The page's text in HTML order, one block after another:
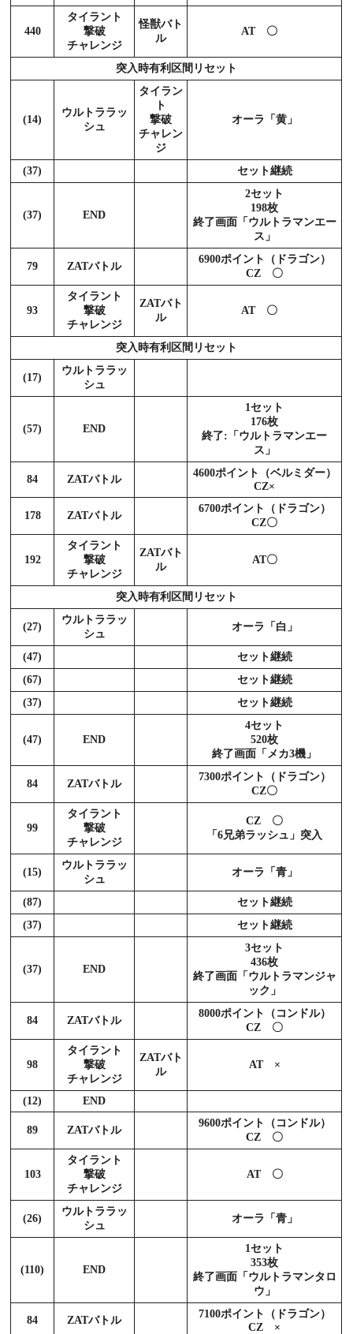
440
タイラント
撃破
チャレンジ
怪獣バト
ル
AT 〇
突入時有利区間リセット
(14)
ウルトララッ
シュ
タイラン
ト
撃破
チャレン
ジ
オーラ「黄」
(37) セット継続
(37) END
2セット
198枚
終了画面「ウルトラマンエー
ス」
79 ZATバトル
6900ポイント（ドラゴン）
CZ 〇
93
タイラント
撃破
チャレンジ
ZATバト
ル
AT 〇
突入時有利区間リセット
(17)
ウルトララッ
シュ
(57) END
1セット
176枚
終了:「ウルトラマンエー
ス」
84 ZATバトル
4600ポイント（ベルミダー）
CZ×
178 ZATバトル
6700ポイント（ドラゴン）
CZ〇
192
タイラント
撃破
チャレンジ
ZATバト
ル
AT〇
突入時有利区間リセット
(27)
ウルトララッ
シュ
オーラ「白」
(47)
セット継続
(67)
セット継続
(37)
セット継続
(47) END
4セット
520枚
終了画面「メカ3機」
84 ZATバトル
7300ポイント（ドラゴン）
CZ〇
99
タイラント
撃破
チャレンジ
CZ 〇
「6兄弟ラッシュ」突入
(15)
ウルトララッ
シュ
オーラ「青」
(87)
セット継続
(37)
セット継続
(37) END
3セット
436枚
終了画面「ウルトラマンジャ
ック」
84 ZATバトル
8000ポイント（コンドル）
CZ 〇
98
タイラント
撃破
チャレンジ
ZATバト
ル
AT ×
(12) END
89 ZATバトル
9600ポイント（コンドル）
CZ 〇
103
タイラント
撃破
チャレンジ
AT 〇
(26)
ウルトララッ
シュ
オーラ「青」
(110) END
1セット
353枚
終了画面「ウルトラマンタロ
ウ」
84 ZATバトル
7100ポイント（ドラゴン）
CZ ×